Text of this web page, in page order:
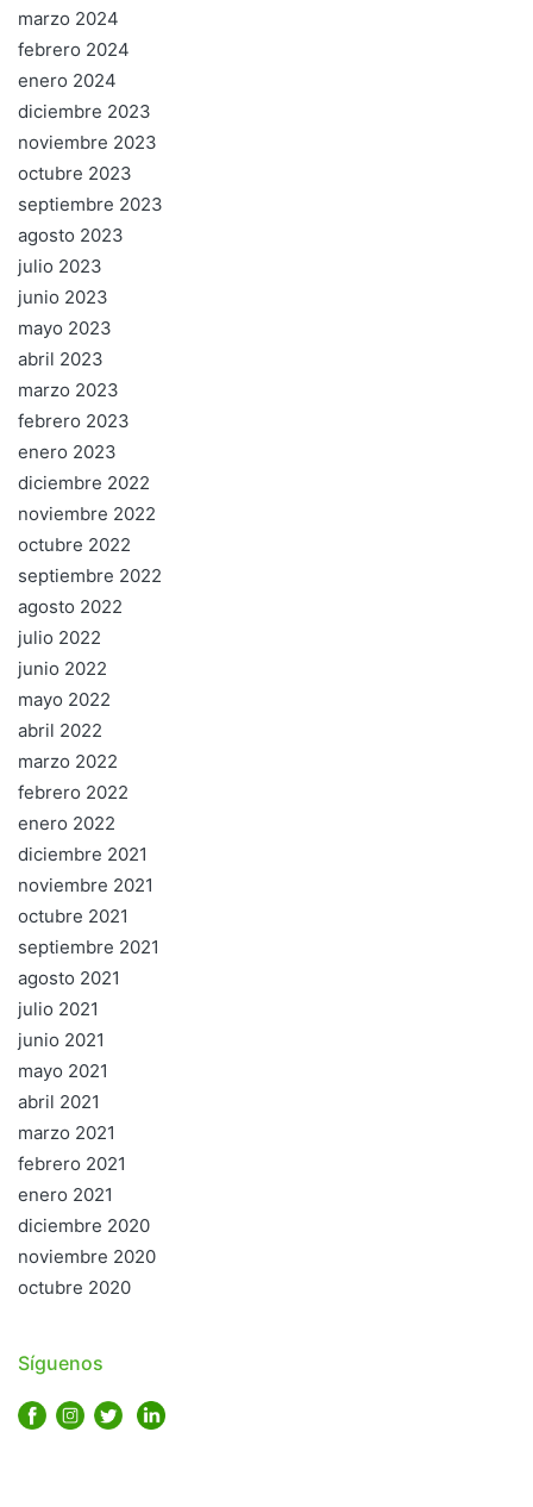
marzo 2024
febrero 2024
enero 2024
diciembre 2023
noviembre 2023
octubre 2023
septiembre 2023
agosto 2023
julio 2023
junio 2023
mayo 2023
abril 2023
marzo 2023
febrero 2023
enero 2023
diciembre 2022
noviembre 2022
octubre 2022
septiembre 2022
agosto 2022
julio 2022
junio 2022
mayo 2022
abril 2022
marzo 2022
febrero 2022
enero 2022
diciembre 2021
noviembre 2021
octubre 2021
septiembre 2021
agosto 2021
julio 2021
junio 2021
mayo 2021
abril 2021
marzo 2021
febrero 2021
enero 2021
diciembre 2020
noviembre 2020
octubre 2020
Síguenos